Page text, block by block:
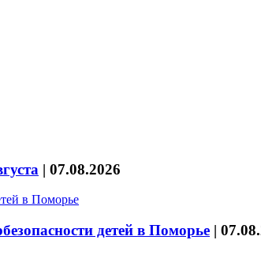
| 07.08.2026
детей в Поморье |